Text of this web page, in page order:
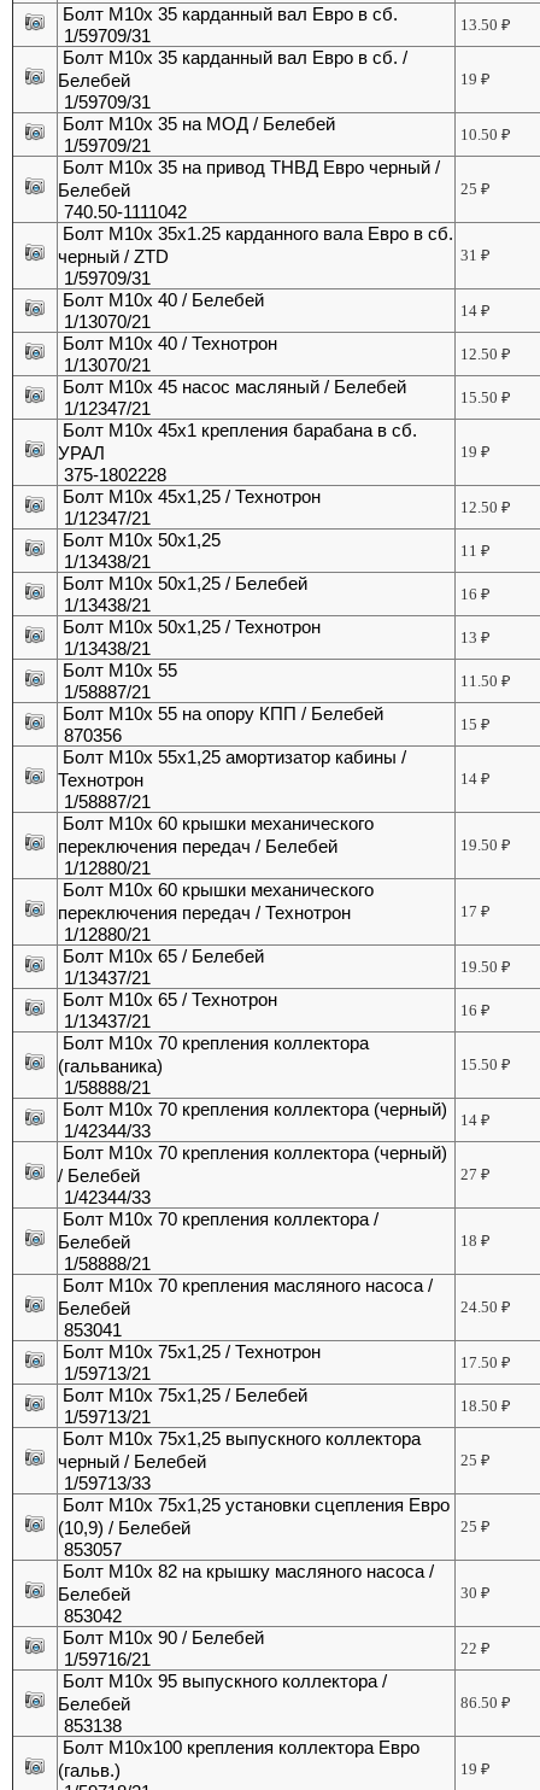
Болт М10х 35 карданный вал Евро в сб.
1/59709/31
13.50₽
Болт М10х 35 карданный вал Евро в сб. /
Белебей
1/59709/31
19₽
Болт М10х 35 на МОД / Белебей
1/59709/21
10.50₽
Болт М10х 35 на привод ТНВД Евро черный /
Белебей
740.50-1111042
25₽
Болт М10х 35х1.25 карданного вала Евро в сб.
черный / ZTD
1/59709/31
31₽
Болт М10х 40 / Белебей
1/13070/21
14₽
Болт М10х 40 / Технотрон
1/13070/21
12.50₽
Болт М10х 45 насос масляный / Белебей
1/12347/21
15.50₽
Болт М10х 45х1 крепления барабана в сб.
УРАЛ
375-1802228
19₽
Болт М10х 45х1,25 / Технотрон
1/12347/21
12.50₽
Болт М10х 50х1,25
1/13438/21
11₽
Болт М10х 50х1,25 / Белебей
1/13438/21
16₽
Болт М10х 50х1,25 / Технотрон
1/13438/21
13₽
Болт М10х 55
1/58887/21
11.50₽
Болт М10х 55 на опору КПП / Белебей
870356
15₽
Болт М10х 55х1,25 амортизатор кабины /
Технотрон
1/58887/21
14₽
Болт М10х 60 крышки механического
переключения передач / Белебей
1/12880/21
19.50₽
Болт М10х 60 крышки механического
переключения передач / Технотрон
1/12880/21
17₽
Болт М10х 65 / Белебей
1/13437/21
19.50₽
Болт М10х 65 / Технотрон
1/13437/21
16₽
Болт М10х 70 крепления коллектора
(гальваника)
1/58888/21
15.50₽
Болт М10х 70 крепления коллектора (черный)
1/42344/33
14₽
Болт М10х 70 крепления коллектора (черный)
/ Белебей
1/42344/33
27₽
Болт М10х 70 крепления коллектора /
Белебей
1/58888/21
18₽
Болт М10х 70 крепления масляного насоса /
Белебей
853041
24.50₽
Болт М10х 75х1,25 / Технотрон
1/59713/21
17.50₽
Болт М10х 75х1,25 / Белебей
1/59713/21
18.50₽
Болт М10х 75х1,25 выпускного коллектора
черный / Белебей
1/59713/33
25₽
Болт М10х 75х1,25 установки сцепления Евро
(10,9) / Белебей
853057
25₽
Болт М10х 82 на крышку масляного насоса /
Белебей
853042
30₽
Болт М10х 90 / Белебей
1/59716/21
22₽
Болт М10х 95 выпускного коллектора /
Белебей
853138
86.50₽
Болт М10х100 крепления коллектора Евро
(гальв.)
19₽